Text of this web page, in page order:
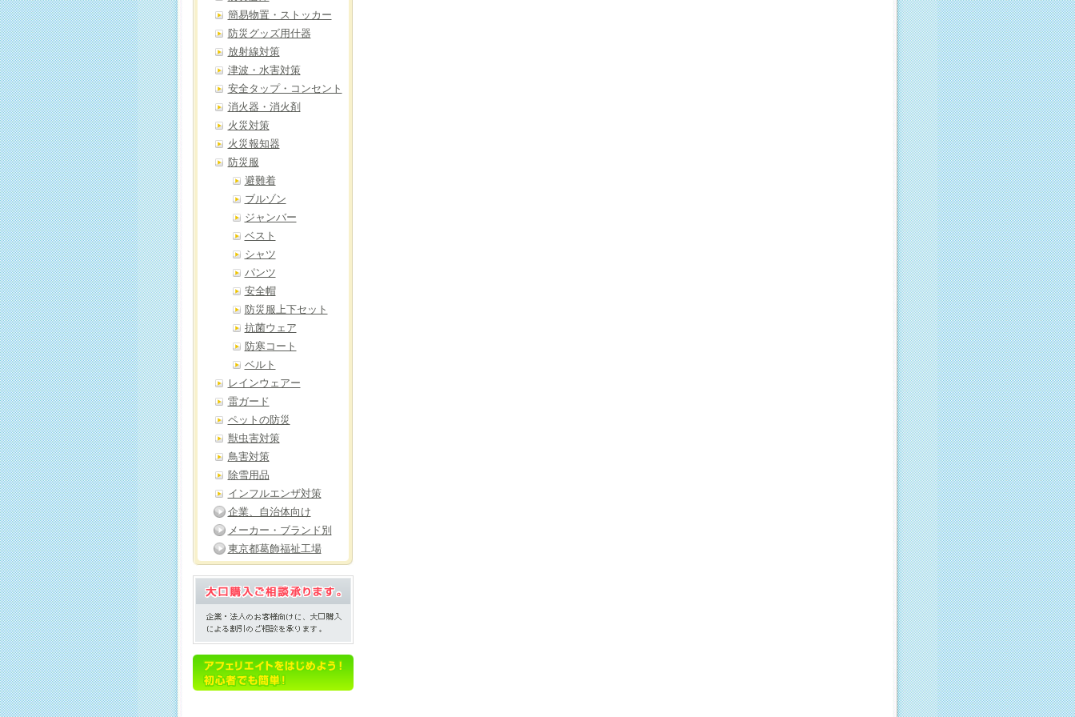
簡易物置・ストッカー
防災グッズ用什器
放射線対策
津波・水害対策
安全タップ・コンセント
消火器・消火剤
火災対策
火災報知器
防災服
避難着
ブルゾン
ジャンバー
ベスト
シャツ
パンツ
安全帽
防災服上下セット
抗菌ウェア
防寒コート
ベルト
レインウェアー
雷ガード
ペットの防災
獣虫害対策
鳥害対策
除雪用品
インフルエンザ対策
企業、自治体向け
メーカー・ブランド別
東京都葛飾福祉工場